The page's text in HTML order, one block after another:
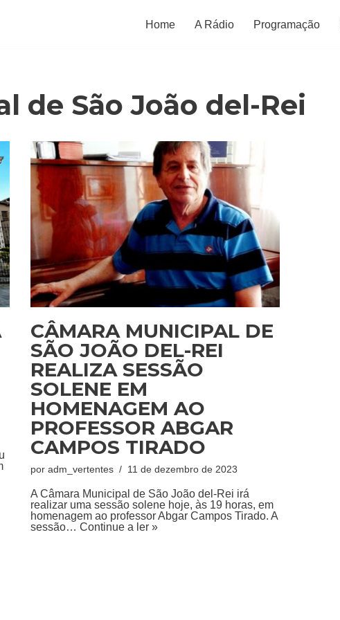
Home A Rádio Programação
de São João del-Rei
CÂMARA MUNICIPAL DE
SÃO JOÃO DEL-REI
REALIZA SESSÃO
SOLENE EM
HOMENAGEM AO
PROFESSOR ABGAR
CAMPOS TIRADO
por adm_vertentes 11 de dezembro de 2023
A Câmara Municipal de São João del-Rei irá
realizar uma sessão solene hoje, às 19 horas, em
homenagem ao professor Abgar Campos Tirado. A
sessão… Continue a ler »